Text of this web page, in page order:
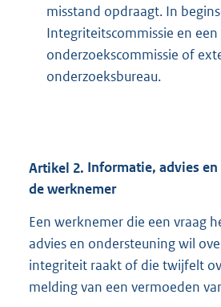
misstand opdraagt. In
Integriteitscommissie en
onderzoekscommissie of
onderzoeksbureau.
Artikel 2. Informatie, advies
de werknemer
Een werknemer die een vraag
advies en ondersteuning wil
integriteit raakt of die twijfelt
melding van een vermoeden